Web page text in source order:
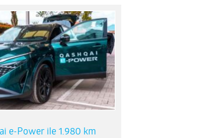
e-Power ile 1.980 km